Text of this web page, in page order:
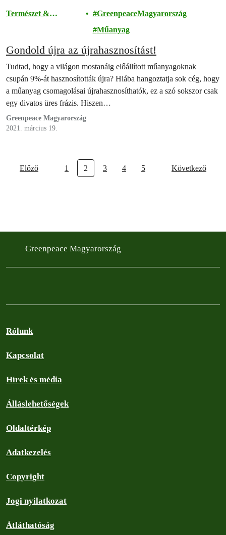
Természet &
GreenpeaceMagyarország
Műanyag
Gondold újra az újrahasznosítást!
Tudtad, hogy a világon mostanáig előállított műanyagoknak
csupán 9%-át hasznosították újra? Hiába hangoztatja sok cég, hogy
a műanyag csomagolásai újrahasznosíthatók, ez a szó sokszor csak
egy divatos üres frázis. Hiszen…
Greenpeace Magyarország
2021. március 19.
Előző 1 2 3 4 5 Következő
Greenpeace Magyarország
Rólunk
Kapcsolat
Hírek és média
Álláslehetőségek
Oldaltérkép
Adatkezelés
Copyright
Jogi nyilatkozat
Átláthatóság